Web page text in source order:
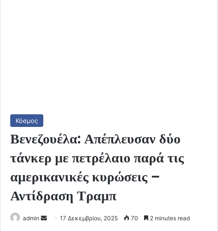
Κόσμος
Βενεζουέλα: Απέπλευσαν δύο
τάνκερ με πετρέλαιο παρά τις
αμερικανικές κυρώσεις –
Αντίδραση Τραμπ
admin
Send17 Δεκεμβρίου, 2025 70 2 minutes read